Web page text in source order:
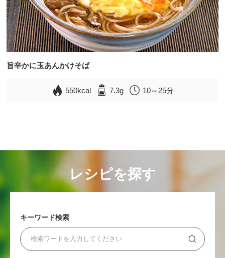
旨辛かに玉あんかけそば
550kcal 7.3g 10～25分
レシピを探す
キーワード検索